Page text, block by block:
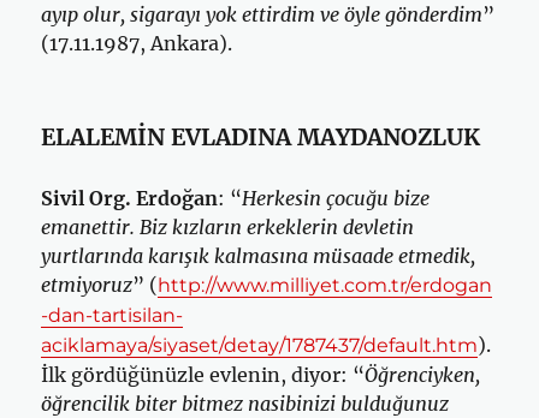
ayıp olur, sigarayı yok ettirdim ve öyle gönderdim”
(17.11.1987, Ankara).
ELALEMİN EVLADINA MAYDANOZLUK
Sivil Org. Erdoğan: “Herkesin çocuğu bize
emanettir. Biz kızların erkeklerin devletin
yurtlarında karışık kalmasına müsaade etmedik,
etmiyoruz” (http://www.milliyet.com.tr/erdogan
-dan-tartisilan-
aciklamaya/siyaset/detay/1787437/default.htm).
İlk gördüğünüzle evlenin, diyor: “Öğrenciyken,
öğrencilik biter bitmez nasibinizi bulduğunuz